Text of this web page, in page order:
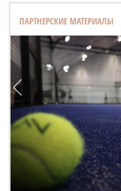
ПАРТНЕРСКИЕ МАТЕРИАЛЫ